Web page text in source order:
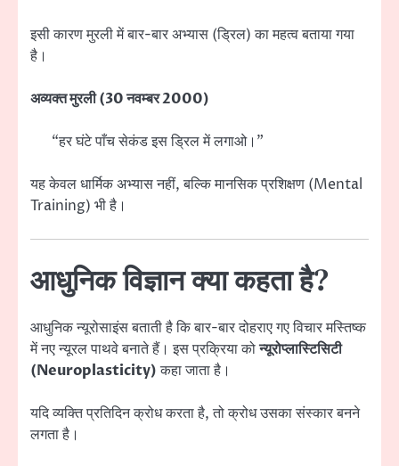
इसी कारण मुरली में बार-बार अभ्यास (ड्रिल) का महत्व बताया गया
है।
अव्यक्त मुरली (30 नवम्बर 2000)
“हर घंटे पाँच सेकंड इस ड्रिल में लगाओ।”
यह केवल धार्मिक अभ्यास नहीं, बल्कि मानसिक प्रशिक्षण (Mental
Training) भी है।
आधुनिक विज्ञान क्या कहता है?
आधुनिक न्यूरोसाइंस बताती है कि बार-बार दोहराए गए विचार मस्तिष्क
में नए न्यूरल पाथवे बनाते हैं। इस प्रक्रिया कोन्यूरोप्लास्टिसिटी
(Neuroplasticity)कहा जाता है।
यदि व्यक्ति प्रतिदिन क्रोध करता है, तो क्रोध उसका संस्कार बनने
लगता है।